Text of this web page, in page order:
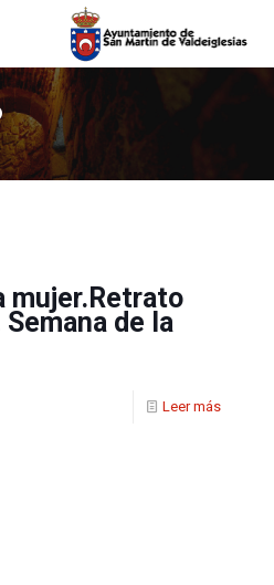
mujer.Retrato
de la
Leer más